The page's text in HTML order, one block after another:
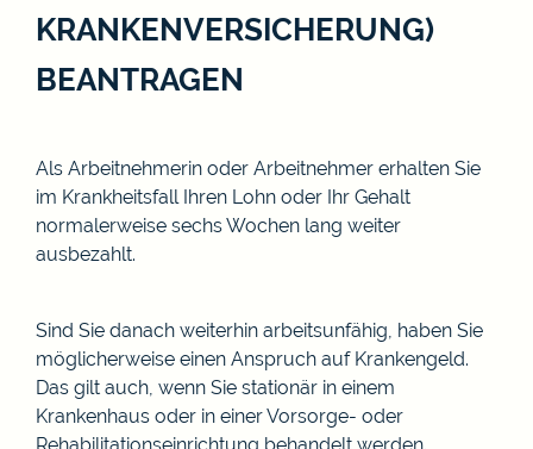
KRANKENVERSICHERUNG)
BEANTRAGEN
Als Arbeitnehmerin oder Arbeitnehmer erhalten Sie
im Krankheitsfall Ihren Lohn oder Ihr Gehalt
normalerweise sechs Wochen lang weiter
ausbezahlt.
Sind Sie danach weiterhin arbeitsunfähig, haben Sie
möglicherweise einen Anspruch auf Krankengeld.
Das gilt auch, wenn Sie stationär in einem
Krankenhaus oder in einer Vorsorge- oder